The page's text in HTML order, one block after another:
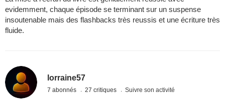
evidemment, chaque épisode se terminant sur un suspense
insoutenable mais des flashbacks très reussis et une écriture très
fluide.
lorraine57
7 abonnés 27 critiques Suivre son activité